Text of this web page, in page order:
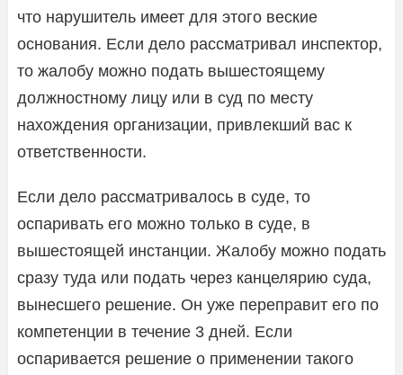
что нарушитель имеет для этого веские
основания. Если дело рассматривал инспектор,
то жалобу можно подать вышестоящему
должностному лицу или в суд по месту
нахождения организации, привлекший вас к
ответственности.
Если дело рассматривалось в суде, то
оспаривать его можно только в суде, в
вышестоящей инстанции. Жалобу можно подать
сразу туда или подать через канцелярию суда,
вынесшего решение. Он уже переправит его по
компетенции в течение 3 дней. Если
оспаривается решение о применении такого